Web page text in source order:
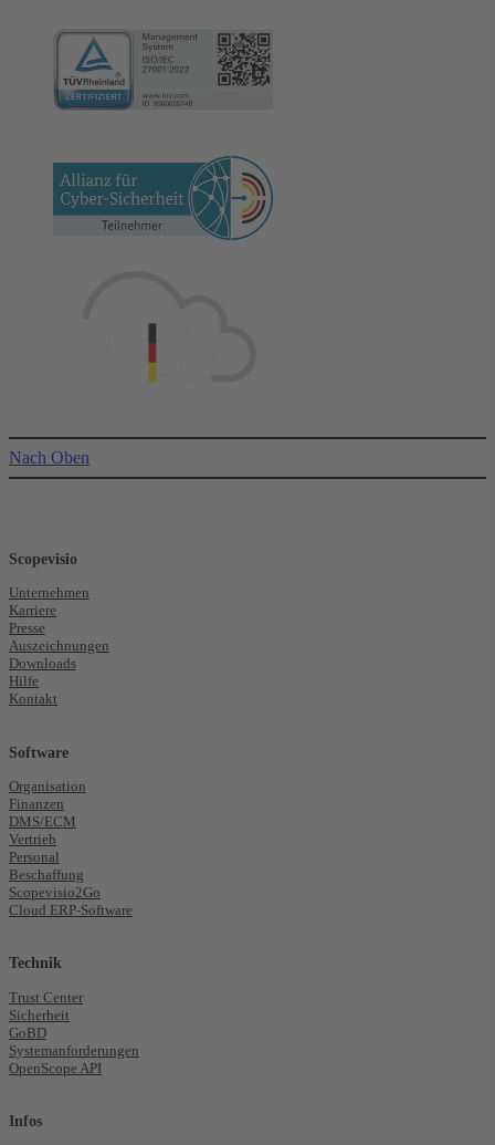
Nach Oben
Scopevisio
Unternehmen
Karriere
Presse
Auszeichnungen
Downloads
Hilfe
Kontakt
Software
Organisation
Finanzen
DMS/ECM
Vertrieb
Personal
Beschaffung
Scopevisio2Go
Cloud ERP-Software
Technik
Trust Center
Sicherheit
GoBD
Systemanforderungen
OpenScope API
Infos